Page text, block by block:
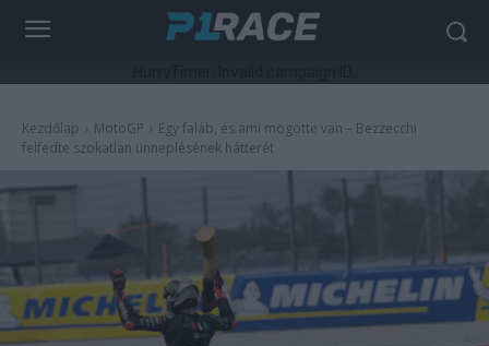
Kezdőlap MotoGP
Egy faláb, és ami mögötte van – Bezzecchi
felfedte szokatlan ünneplésének hátterét